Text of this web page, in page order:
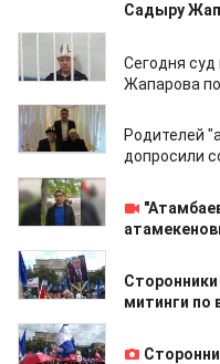
Садыру
19.08.2019
Сегодня
Жапарова
25.04.2019
Родителей
допросили
23.04.2019
23.04.2019
митинги по
23.04.2019